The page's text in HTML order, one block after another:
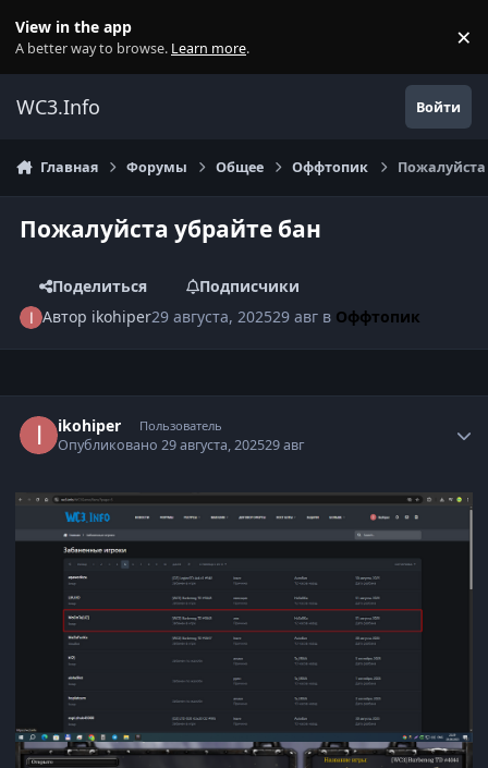
View in the app
A better way to browse. Learn more. ×
WC3.Info Войти
Главная Форумы Общее Оффтопик
Пожалуйста убрайте бан
Поделиться
Подписчики
Автор ikohiper29 августа, 202529 авг в Оффтопик
ikohiper Пользователь
Опубликовано29 августа, 202529 авг